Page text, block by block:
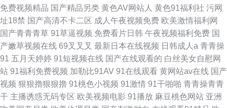
免费视频精品 国产精品另类 黄色AV网站人 黄色91福利社 污网
址18禁 国产高清不卡二区 成人午夜视频免费 欧美激情福利网
国产青青青草 91草逼视频 免费看片日韩 午夜视频福利免费 国
产嫩草视频在线 69叉叉叉 最新日本在线视频 日韩成人a 青青操
91 五月天婷婷 91短视频在线 国产在线观看的 白丝美女自慰网
站 91福利免费视频 加勒比91AV 91在线观看 黄网站av在线 国产
视频 狠狠擼狠狠擼 91桃色小视频 91激情 91干啪啪 青青操青青
干 主播诱惑无码专区 欧美视频电影 91播放 麻豆桃色网站 亚洲